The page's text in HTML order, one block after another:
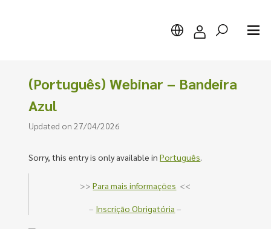
Search
(Português) Webinar – Bandeira
Azul
Updated on 27/04/2026
Sorry, this entry is only available inPortuguês.
>>Para mais informações <<
– Inscrição Obrigatória –